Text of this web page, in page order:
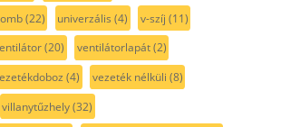
(22) univerzális (4) v-szíj (11)
(20) ventilátorlapát(2)
(4) vezeték nélküli (8)
villanytűzhely(32)